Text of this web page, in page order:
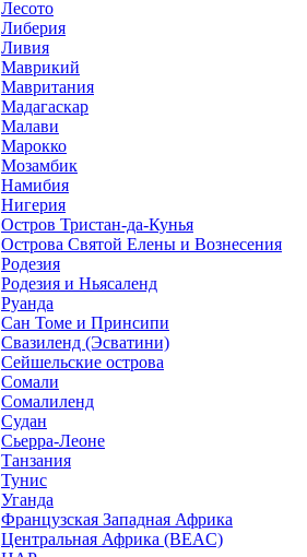
Лесото
Либерия
Ливия
Маврикий
Мавритания
Мадагаскар
Малави
Марокко
Мозамбик
Намибия
Нигерия
Остров Тристан-да-Кунья
Острова Святой Елены и Вознесения
Родезия
Родезия и Ньясаленд
Руанда
Сан Томе и Принсипи
Свазиленд (Эсватини)
Сейшельские острова
Сомали
Сомалиленд
Судан
Сьерра-Леоне
Танзания
Тунис
Уганда
Французская Западная Африка
Центральная Африка (BEAC)